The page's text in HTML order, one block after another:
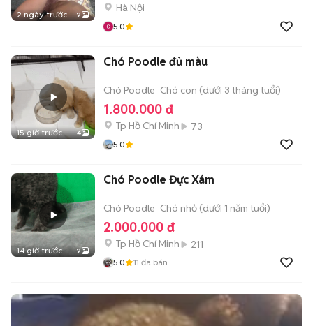
2 ngày trước 2
Hà Nội
5.0
15 giờ trước 4
Chó Poodle đủ màu
Chó Poodle Chó con (dưới 3 tháng tuổi)
1.800.000 đ
Tp Hồ Chí Minh 73
5.0
14 giờ trước 2
Chó Poodle Đực Xám
Chó Poodle Chó nhỏ (dưới 1 năm tuổi)
2.000.000 đ
Tp Hồ Chí Minh 211
5.0 11 đã bán